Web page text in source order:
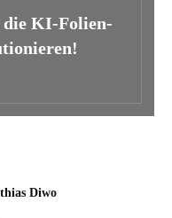
KI-Folien-
Diwo